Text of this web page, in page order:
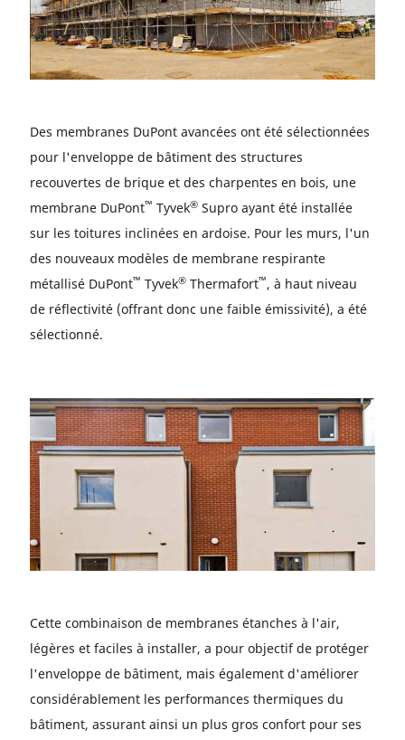
Des membranes DuPont avancées ont été sélectionnées
pour l'enveloppe de bâtiment des structures
recouvertes de brique et des charpentes en bois, une
membrane DuPont™ Tyvek® Supro ayant été installée
sur les toitures inclinées en ardoise. Pour les murs, l'un
des nouveaux modèles de membrane respirante
métallisé DuPont™ Tyvek® Thermafort™, à haut niveau
de réflectivité (offrant donc une faible émissivité), a été
sélectionné.
Cette combinaison de membranes étanches à l'air,
légères et faciles à installer, a pour objectif de protéger
l'enveloppe de bâtiment, mais également d'améliorer
considérablement les performances thermiques du
bâtiment, assurant ainsi un plus gros confort pour ses